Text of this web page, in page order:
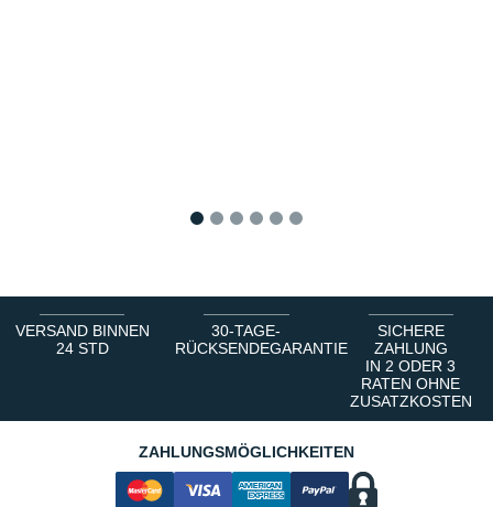
VERSAND BINNEN
24 STD
30-TAGE-
RÜCKSENDEGARANTIE
SICHERE
ZAHLUNG
IN 2 ODER 3
RATEN OHNE
ZUSATZKOSTEN
ZAHLUNGSMÖGLICHKEITEN